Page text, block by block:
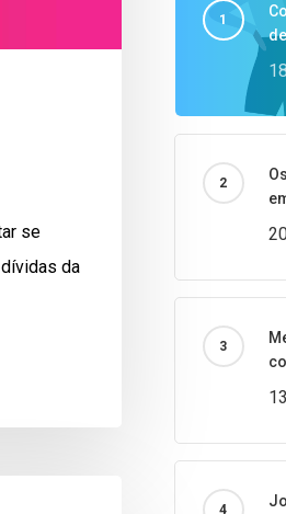
se
da